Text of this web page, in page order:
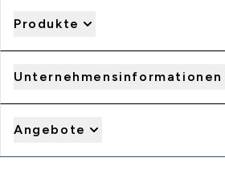
Produkte
Unternehmensinformationen
Angebote